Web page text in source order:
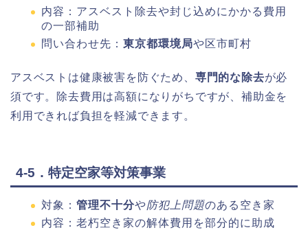
内容：アスベスト除去や封じ込めにかかる費用
の一部補助
問い合わせ先： 東京都環境局や区市町村
アスベストは健康被害を防ぐため、 専門的な除去が必
須です。除去費用は高額になりがちですが、補助金を
利用できれば負担を軽減できます。
4-5．特定空家等対策事業
対象： 管理不十分や防犯上問題のある空き家
内容：老朽空き家の解体費用を部分的に助成